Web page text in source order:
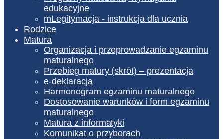
edukacyjne
mLegitymacja - instrukcja dla ucznia
Rodzice
Matura
Organizacja i przeprowadzanie egzaminu
maturalnego
Przebieg matury (skrót) – prezentacja
e-deklaracja
Harmonogram egzaminu maturalnego
Dostosowanie warunków i form egzaminu
maturalnego
Matura z informatyki
Komunikat o przyborach